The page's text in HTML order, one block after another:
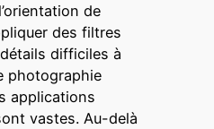
de
des filtres
difficiles à
photographie
applications
vastes. Au-delà